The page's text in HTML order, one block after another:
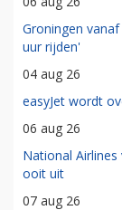
Groningen
uur rijden'
04 aug 26
easyJet wordt
06 aug 26
National
ooit uit
07 aug 26